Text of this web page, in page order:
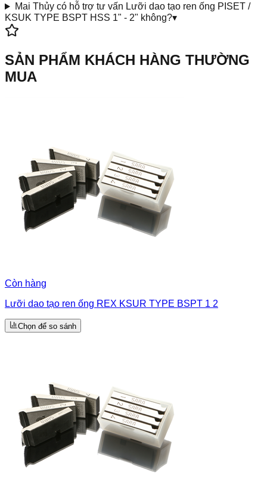
Mai Thủy có hỗ trợ tư vấn Lưỡi dao tạo ren ống PISET /
KSUK TYPE BSPT HSS 1" - 2" không?▾
SẢN PHẨM KHÁCH HÀNG THƯỜNG
MUA
Còn hàng
Lưỡi dao tạo ren ống REX KSUR TYPE BSPT 1 2
Chọn để so sánh